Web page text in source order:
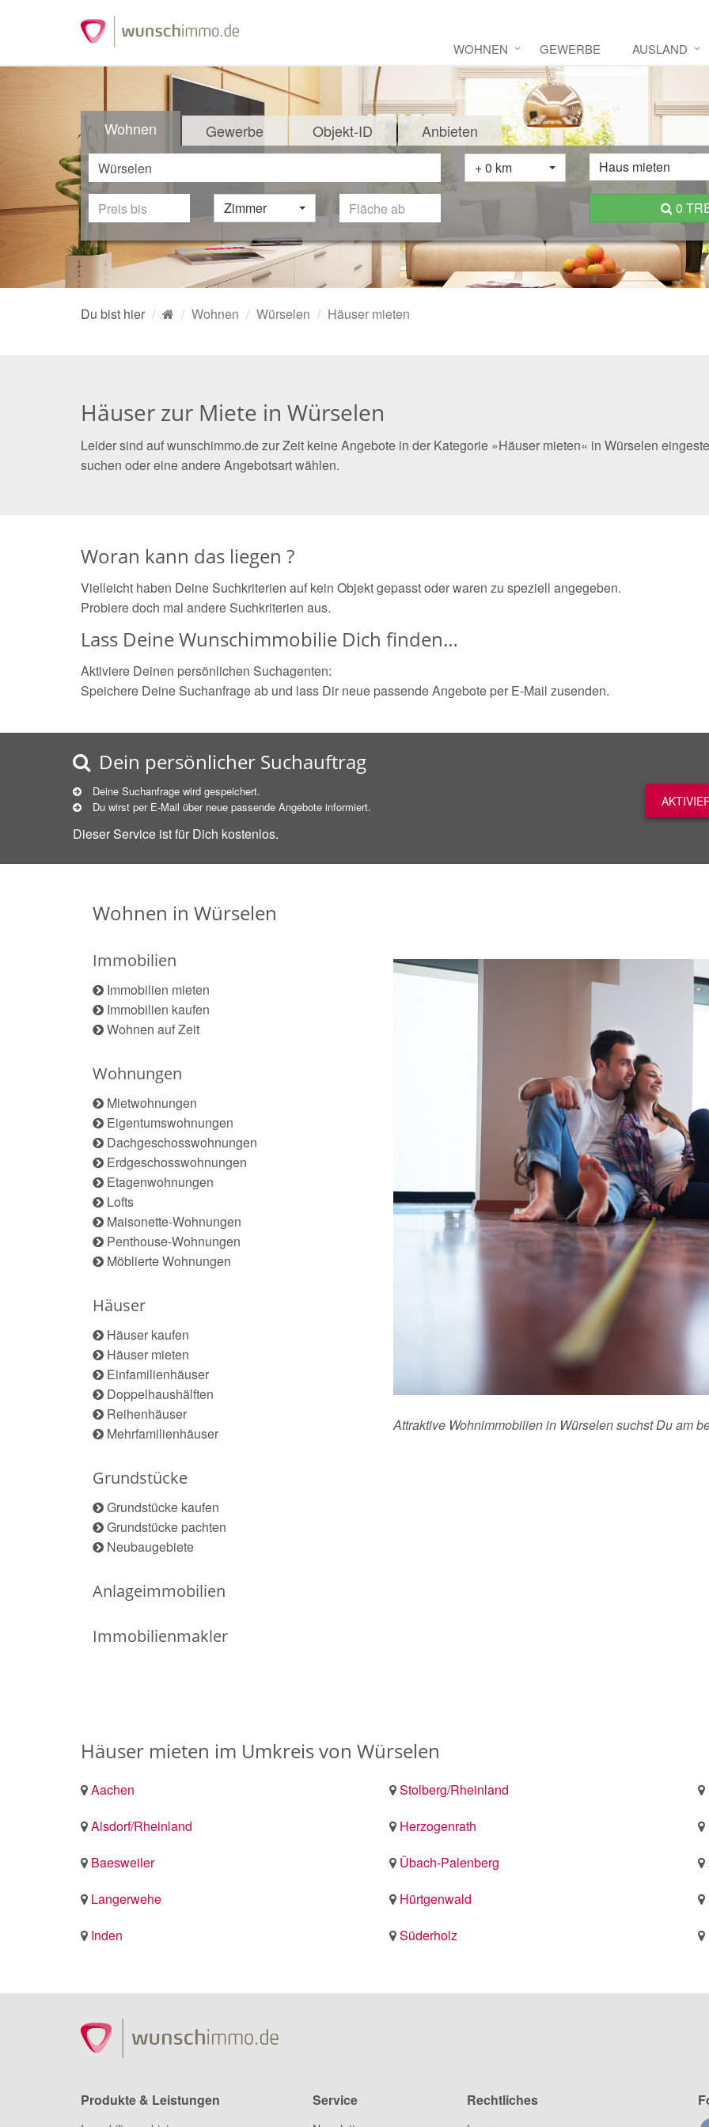
WOHNEN GEWERBE AUSLAND
Wohnen Gewerbe Objekt-ID Anbieten
+ 0 km Haus mieten
Zimmer 0
Du bist hier Wohnen Würselen Häuser mieten
Häuser zur Miete in Würselen
Leider sind auf wunschimmo.de zur Zeit keine Angebote in der Kategorie »Häuser mieten« in Würselen
suchen oder eine andere Angebotsart wählen.
Woran kann das liegen ?
Vielleicht haben Deine Suchkriterien auf kein Objekt gepasst oder waren zu speziell angegeben.
Probiere doch mal andere Suchkriterien aus.
Lass Deine Wunschimmobilie Dich finden…
Aktiviere Deinen persönlichen Suchagenten:
Speichere Deine Suchanfrage ab und lass Dir neue passende Angebote per E-Mail zusenden.
Dein persönlicher Suchauftrag
Deine Suchanfrage wird gespeichert.
Du wirst per E-Mail über neue passende Angebote informiert.
Dieser Service ist für Dich kostenlos.
Wohnen in Würselen
Immobilien
Immobilien mieten
Immobilien kaufen
Wohnen auf Zeit
Wohnungen
Mietwohnungen
Eigentumswohnungen
Dachgeschosswohnungen
Erdgeschosswohnungen
Etagenwohnungen
Lofts
Maisonette-Wohnungen
Penthouse-Wohnungen
Möblierte Wohnungen
Häuser
Häuser kaufen
Häuser mieten
Einfamilienhäuser
Doppelhaushälften
Reihenhäuser
Mehrfamilienhäuser
Grundstücke
Grundstücke kaufen
Grundstücke pachten
Neubaugebiete
Anlageimmobilien
Immobilienmakler
Attraktive Wohnimmobilien in Würselen suchst Du am
Häuser mieten im Umkreis von Würselen
Aachen Stolberg/Rheinland
Alsdorf/Rheinland
Herzogenrath
Baesweiler
Übach-Palenberg
Langerwehe
Hürtgenwald
Inden
Süderholz
Produkte & Leistungen Service Rechtliches